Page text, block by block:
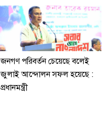
জনগণ পরিবর্তন চেয়েছে বলেই
জুলাই আন্দোলন সফল হয়েছে :
প্রধানমন্ত্রী